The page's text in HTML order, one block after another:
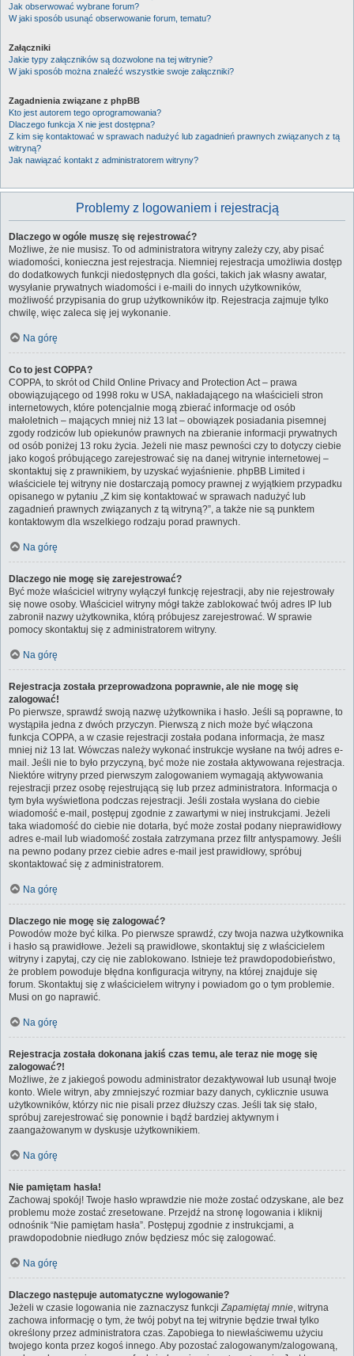
Jak obserwować wybrane forum?
W jaki sposób usunąć obserwowanie forum, tematu?
Załączniki
Jakie typy załączników są dozwolone na tej witrynie?
W jaki sposób można znaleźć wszystkie swoje załączniki?
Zagadnienia związane z phpBB
Kto jest autorem tego oprogramowania?
Dlaczego funkcja X nie jest dostępna?
Z kim się kontaktować w sprawach nadużyć lub zagadnień prawnych związanych z tą
witryną?
Jak nawiązać kontakt z administratorem witryny?
Problemy z logowaniem i rejestracją
Dlaczego w ogóle muszę się rejestrować?
Możliwe, że nie musisz. To od administratora witryny zależy czy, aby pisać
wiadomości, konieczna jest rejestracja. Niemniej rejestracja umożliwia dostęp
do dodatkowych funkcji niedostępnych dla gości, takich jak własny awatar,
wysyłanie prywatnych wiadomości i e-maili do innych użytkowników,
możliwość przypisania do grup użytkowników itp. Rejestracja zajmuje tylko
chwilę, więc zaleca się jej wykonanie.
Na górę
Co to jest COPPA?
COPPA, to skrót od Child Online Privacy and Protection Act – prawa
obowiązującego od 1998 roku w USA, nakładającego na właścicieli stron
internetowych, które potencjalnie mogą zbierać informacje od osób
małoletnich – mających mniej niż 13 lat – obowiązek posiadania pisemnej
zgody rodziców lub opiekunów prawnych na zbieranie informacji prywatnych
od osób poniżej 13 roku życia. Jeżeli nie masz pewności czy to dotyczy ciebie
jako kogoś próbującego zarejestrować się na danej witrynie internetowej –
skontaktuj się z prawnikiem, by uzyskać wyjaśnienie. phpBB Limited i
właściciele tej witryny nie dostarczają pomocy prawnej z wyjątkiem przypadku
opisanego w pytaniu „Z kim się kontaktować w sprawach nadużyć lub
zagadnień prawnych związanych z tą witryną?”, a także nie są punktem
kontaktowym dla wszelkiego rodzaju porad prawnych.
Na górę
Dlaczego nie mogę się zarejestrować?
Być może właściciel witryny wyłączył funkcję rejestracji, aby nie rejestrowały
się nowe osoby. Właściciel witryny mógł także zablokować twój adres IP lub
zabronił nazwy użytkownika, którą próbujesz zarejestrować. W sprawie
pomocy skontaktuj się z administratorem witryny.
Na górę
Rejestracja została przeprowadzona poprawnie, ale nie mogę się
zalogować!
Po pierwsze, sprawdź swoją nazwę użytkownika i hasło. Jeśli są poprawne, to
wystąpiła jedna z dwóch przyczyn. Pierwszą z nich może być włączona
funkcja COPPA, a w czasie rejestracji została podana informacja, że masz
mniej niż 13 lat. Wówczas należy wykonać instrukcje wysłane na twój adres e-
mail. Jeśli nie to było przyczyną, być może nie została aktywowana rejestracja.
Niektóre witryny przed pierwszym zalogowaniem wymagają aktywowania
rejestracji przez osobę rejestrującą się lub przez administratora. Informacja o
tym była wyświetlona podczas rejestracji. Jeśli została wysłana do ciebie
wiadomość e-mail, postępuj zgodnie z zawartymi w niej instrukcjami. Jeżeli
taka wiadomość do ciebie nie dotarła, być może został podany nieprawidłowy
adres e-mail lub wiadomość została zatrzymana przez filtr antyspamowy. Jeśli
na pewno podany przez ciebie adres e-mail jest prawidłowy, spróbuj
skontaktować się z administratorem.
Na górę
Dlaczego nie mogę się zalogować?
Powodów może być kilka. Po pierwsze sprawdź, czy twoja nazwa użytkownika
i hasło są prawidłowe. Jeżeli są prawidłowe, skontaktuj się z właścicielem
witryny i zapytaj, czy cię nie zablokowano. Istnieje też prawdopodobieństwo,
że problem powoduje błędna konfiguracja witryny, na której znajduje się
forum. Skontaktuj się z właścicielem witryny i powiadom go o tym problemie.
Musi on go naprawić.
Na górę
Rejestracja została dokonana jakiś czas temu, ale teraz nie mogę się
zalogować?!
Możliwe, że z jakiegoś powodu administrator dezaktywował lub usunął twoje
konto. Wiele witryn, aby zmniejszyć rozmiar bazy danych, cyklicznie usuwa
użytkowników, którzy nic nie pisali przez dłuższy czas. Jeśli tak się stało,
spróbuj zarejestrować się ponownie i bądź bardziej aktywnym i
zaangażowanym w dyskusje użytkownikiem.
Na górę
Nie pamiętam hasła!
Zachowaj spokój! Twoje hasło wprawdzie nie może zostać odzyskane, ale bez
problemu może zostać zresetowane. Przejdź na stronę logowania i kliknij
odnośnik “Nie pamiętam hasła”. Postępuj zgodnie z instrukcjami, a
prawdopodobnie niedługo znów będziesz móc się zalogować.
Na górę
Dlaczego następuje automatyczne wylogowanie?
Jeżeli w czasie logowania nie zaznaczysz funkcjiZapamiętaj mnie, witryna
zachowa informację o tym, że twój pobyt na tej witrynie będzie trwał tylko
określony przez administratora czas. Zapobiega to niewłaściwemu użyciu
twojego konta przez kogoś innego. Aby pozostać zalogowanym/zalogowaną,